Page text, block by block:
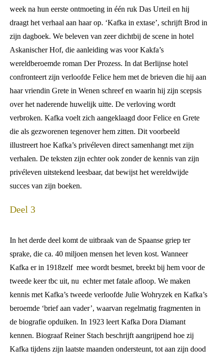
week na hun eerste ontmoeting in één ruk Das Urteil en hij
draagt het verhaal aan haar op. ‘Kafka in extase’, schrijft Brod in
zijn dagboek. We beleven van zeer dichtbij de scene in hotel
Askanischer Hof, die aanleiding was voor Kakfa’s
wereldberoemde roman Der Prozess. In dat Berlijnse hotel
confronteert zijn verloofde Felice hem met de brieven die hij aan
haar vriendin Grete in Wenen schreef en waarin hij zijn scepsis
over het naderende huwelijk uitte. De verloving wordt
verbroken. Kafka voelt zich aangeklaagd door Felice en Grete
die als gezworenen tegenover hem zitten. Dit voorbeeld
illustreert hoe Kafka’s privéleven direct samenhangt met zijn
verhalen. De teksten zijn echter ook zonder de kennis van zijn
privéleven uitstekend leesbaar, dat bewijst het wereldwijde
succes van zijn boeken.
Deel 3
In het derde deel komt de uitbraak van de Spaanse griep ter
sprake, die ca. 40 miljoen mensen het leven kost. Wanneer
Kafka er in 1918zelf mee wordt besmet, breekt bij hem voor de
tweede keer tbc uit, nu echter met fatale afloop. We maken
kennis met Kafka’s tweede verloofde Julie Wohryzek en Kafka’s
beroemde ‘brief aan vader’, waarvan regelmatig fragmenten in
de biografie opduiken. In 1923 leert Kafka Dora Diamant
kennen. Biograaf Reiner Stach beschrijft aangrijpend hoe zij
Kafka tijdens zijn laatste maanden ondersteunt, tot aan zijn dood